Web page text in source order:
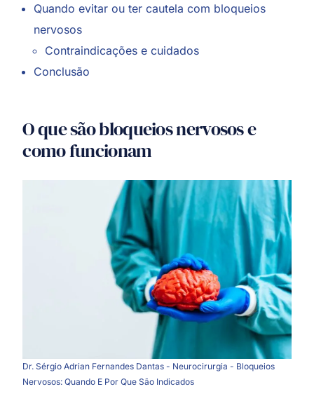
Quando evitar ou ter cautela com bloqueios
nervosos
Contraindicações e cuidados
Conclusão
O que são bloqueios nervosos e
como funcionam
Dr. Sérgio Adrian Fernandes Dantas - Neurocirurgia - Bloqueios
Nervosos: Quando E Por Que São Indicados